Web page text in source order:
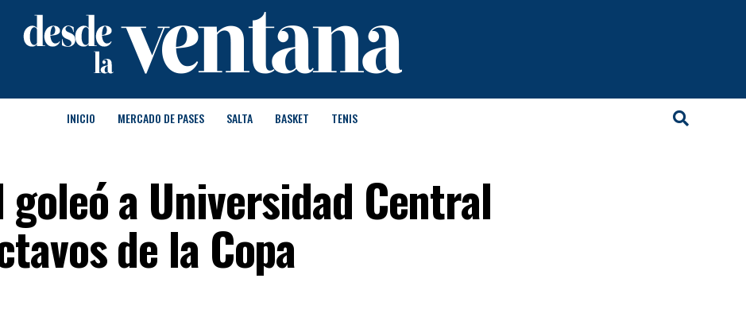
INICIO MERCADO DE PASES SALTA BASKET TENIS
a Universidad Central
de la Copa